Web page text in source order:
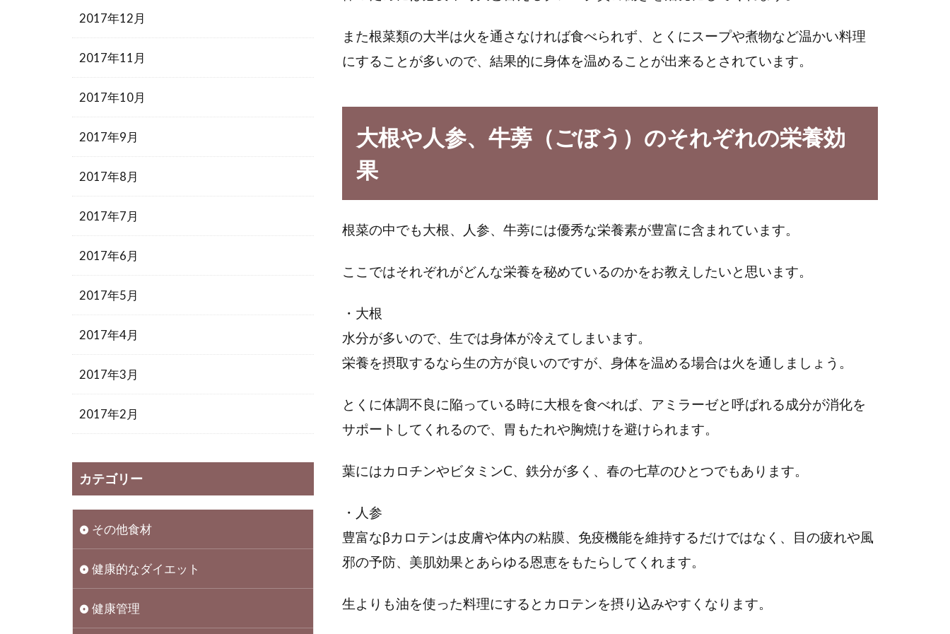
また根菜類の大半は火を通さなければ食べられず、とくにスープや煮物など温かい料理
にすることが多いので、結果的に身体を温めることが出来るとされています。
大根や人参、牛蒡（ごぼう）のそれぞれの栄養効
果
根菜の中でも大根、人参、牛蒡には優秀な栄養素が豊富に含まれています。
ここではそれぞれがどんな栄養を秘めているのかをお教えしたいと思います。
・大根
水分が多いので、生では身体が冷えてしまいます。
栄養を摂取するなら生の方が良いのですが、身体を温める場合は火を通しましょう。
とくに体調不良に陥っている時に大根を食べれば、アミラーゼと呼ばれる成分が消化を
サポートしてくれるので、胃もたれや胸焼けを避けられます。
葉にはカロチンやビタミンC、鉄分が多く、春の七草のひとつでもあります。
・人参
豊富なβカロテンは皮膚や体内の粘膜、免疫機能を維持するだけではなく、目の疲れや風
邪の予防、美肌効果とあらゆる恩恵をもたらしてくれます。
生よりも油を使った料理にするとカロテンを摂り込みやすくなります。
2017年12月
2017年11月
2017年10月
2017年9月
2017年8月
2017年7月
2017年6月
2017年5月
2017年4月
2017年3月
2017年2月
カテゴリー
その他食材
健康的なダイエット
健康管理